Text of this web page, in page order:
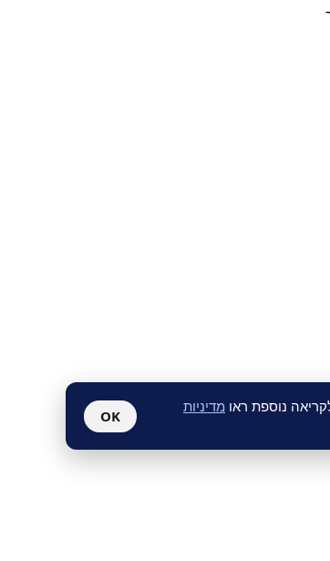
נוספת ראו מדיניות
OK